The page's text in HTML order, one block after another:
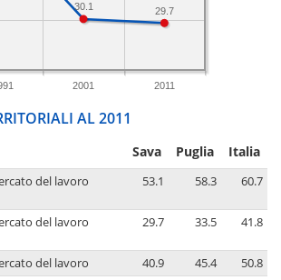
2001 2011
29.7
30.1
AL 2011
Sava Puglia Italia
del lavoro
53.1 58.3 60.7
del lavoro
29.7 33.5 41.8
del lavoro 40.9 45.4
50.8